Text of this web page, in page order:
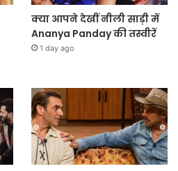
क्या आपने देखीं नीली साड़ी में
Ananya Panday की तस्वीरें
1 day ago